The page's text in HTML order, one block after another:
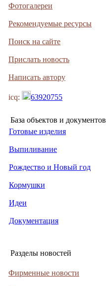
Фотогалереи
Рекомендуемые ресурсы
Поиск на сайте
Прислать новость
Написать автору
icq: 63920755
База объектов и документов
Готовые изделия
Выпиливание
Рождество и Новый год
Кормушки
Идеи
Документация
Разделы новостей
Фирменные новости